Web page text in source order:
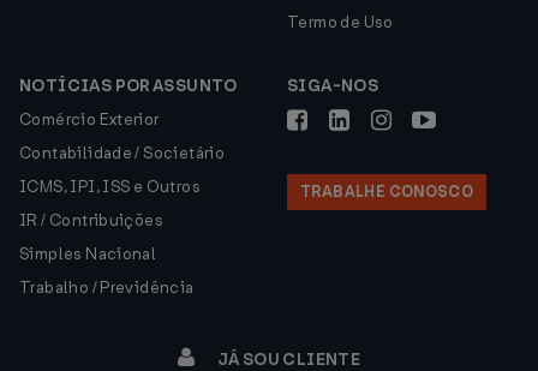
Termo de Uso
NOTÍCIAS POR ASSUNTO
Comércio Exterior
Contabilidade / Societário
ICMS, IPI, ISS e Outros
IR / Contribuições
Simples Nacional
Trabalho / Previdência
SIGA-NOS
TRABALHE CONOSCO
JÁ SOU CLIENTE